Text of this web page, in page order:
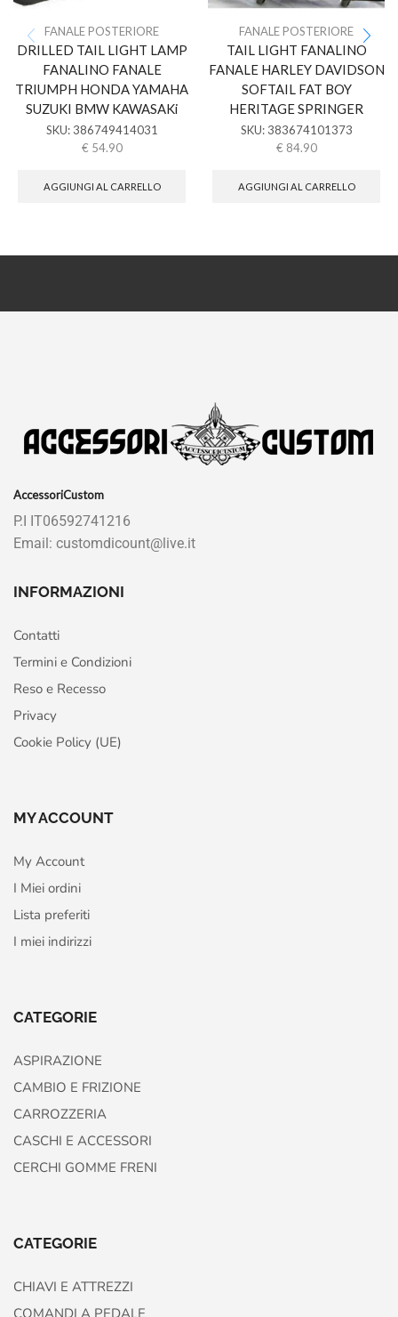
FANALE POSTERIORE
DRILLED TAIL LIGHT LAMP
FANALINO FANALE
TRIUMPH HONDA YAMAHA
SUZUKI BMW KAWASAKi
SKU: 386749414031
€ 54.90
AGGIUNGI AL CARRELLO
FANALE POSTERIORE
TAIL LIGHT FANALINO
FANALE HARLEY DAVIDSON
SOFTAIL FAT BOY
HERITAGE SPRINGER
SKU: 383674101373
€ 84.90
AGGIUNGI AL CARRELLO
AccessoriCustom
P.I IT06592741216
Email: customdicount@live.it
INFORMAZIONI
Contatti
Termini e Condizioni
Reso e Recesso
Privacy
Cookie Policy (UE)
MY ACCOUNT
My Account
I Miei ordini
Lista preferiti
I miei indirizzi
CATEGORIE
ASPIRAZIONE
CAMBIO E FRIZIONE
CARROZZERIA
CASCHI E ACCESSORI
CERCHI GOMME FRENI
CATEGORIE
CHIAVI E ATTREZZI
COMANDI A PEDALE